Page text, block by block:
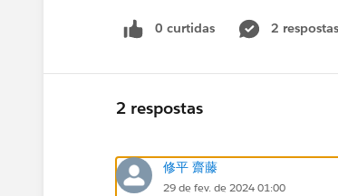
0 curtidas 2 respostas
2 respostas
修平 齋藤
29 de fev. de 2024 01:00